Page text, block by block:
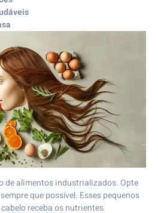
de alimentos industrializados. Opte
que possível. Esses pequenos
receba os nutrientes